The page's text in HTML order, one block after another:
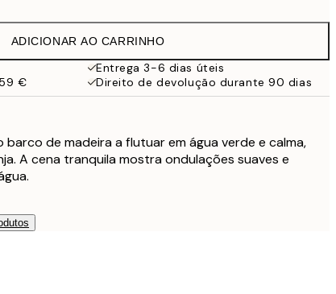
119 €
ADICIONAR AO CARRINHO
Entrega 3-6 dias úteis
€
Direito de devolução durante 90 dias
de madeira a flutuar em água verde e calma,
A cena tranquila mostra ondulações suaves e